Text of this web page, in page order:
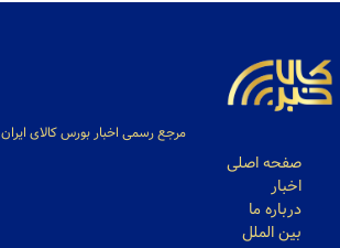
مرجع رسمی اخبار بورس کالای ایران
صفحه اصلی
اخبار
درباره ما
بین الملل